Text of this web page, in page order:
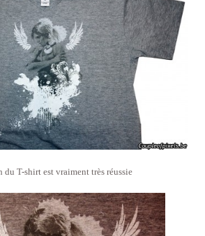
T-shirt est vraiment très réussie